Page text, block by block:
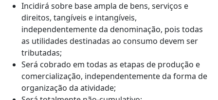
Incidirá sobre base ampla de bens, serviços e
direitos, tangíveis e intangíveis,
independentemente da denominação, pois todas
as utilidades destinadas ao consumo devem ser
tributadas;
Será cobrado em todas as etapas de produção e
comercialização, independentemente da forma de
organização da atividade;